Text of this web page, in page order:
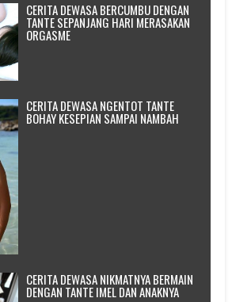
CERITA DEWASA BERCUMBU DENGAN
TANTE SEPANJANG HARI MERASAKAN
ORGASME
CERITA DEWASA NGENTOT TANTE
BOHAY KESEPIAN SAMPAI NAMBAH
CERITA DEWASA NIKMATNYA BERMAIN
DENGAN TANTE IMEL DAN ANAKNYA